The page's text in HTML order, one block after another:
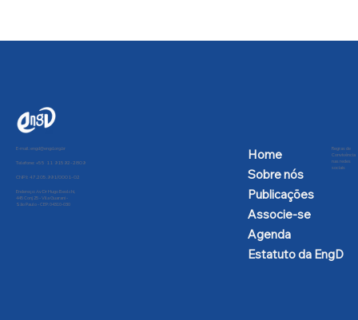
E-mail:engd@engd.org.br
Telefone: +55 11 91592-2809
CNPJ: 47.205.991/0001-02
Endereço: Av Dr Hugo Beolchi,
445 Conj 25 - Vila Guarani -
São Paulo - CEP: 04310-030
Home
Sobre nós
Publicações
Associe-se
Agenda
Estatuto da EngD
Regras de
Convivência
nas redes
sociais